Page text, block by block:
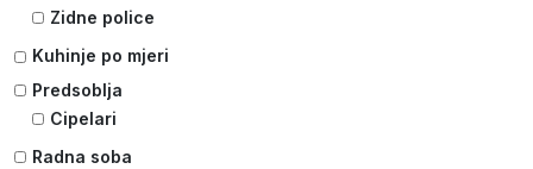
Zidne police
Kuhinje po mjeri
Predsoblja
Cipelari
Radna soba